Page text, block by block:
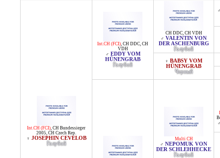
Int.CH (FCI), CH Bundessieger
2005, CH Czech Rep.
♀ JOSEPHIN CEVELOB
Голубой
Int.CH (FCI), CH DDC, CH
VDH
♂ EDDY VOM
HÜNENGRAB
Голубой
CH DDC, CH VDH
♂ VALENTIN VON
DER ASCHENBURG
Голубой
♀ BABSY VOM
HÜNENGRAB
Черный
Multi CH
♂ NEPOMUK VON
DER SCHLEHHECKE
Голубой